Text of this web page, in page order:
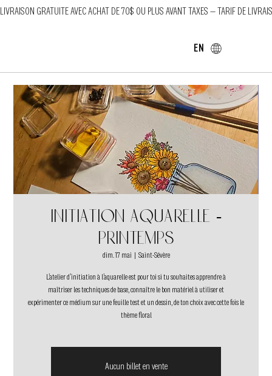
LIVRAISON GRATUITE AVEC ACHAT DE 70$ OU PLUS AVANT TAXES — TARIF DE
EN
Initiation aquarelle -
Printemps
dim. 17 mai Saint-Sévère
L’atelier d’initiation à l’aquarelle est pour toi si tu souhaites apprendre à
maîtriser les techniques de base, connaître le bon matériel à utiliser et
expérimenter ce médium sur une feuille test et un dessin, de ton choix avec cette fois le
thème floral
Aucun billet en vente